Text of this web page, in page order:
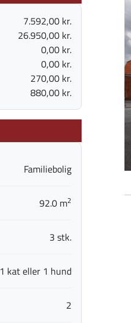
7.592,00 kr.
26.950,00 kr.
0,00 kr.
0,00 kr.
270,00 kr.
880,00 kr.
Familiebolig
92.0 m2
3 stk.
1 kat eller 1 hund
2